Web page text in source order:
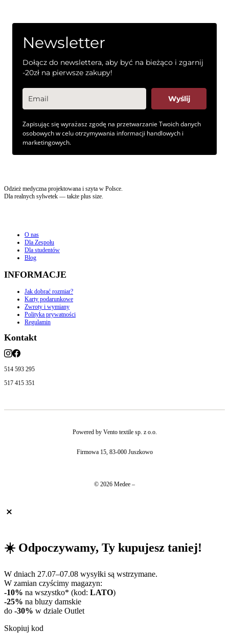
Newsletter
Dołącz do newslettera, aby być na bieżąco i zgarnij
-20zł na pierwsze zakupy!
Wyślij
Zapisując się wyrażasz zgodę na przetwarzanie Twoich danych
osobowych w celu otrzymywania informacji handlowych i
marketingowych.
Odzież medyczna projektowana i szyta w Polsce.
Dla realnych sylwetek — także plus size.
O nas
Dla Zespołu
Dla studentów
Blog
INFORMACJE
Jak dobrać rozmiar?
Karty podarunkowe
Zwroty i wymiany
Polityka prywatności
Regulamin
Kontakt
514 593 295
517 415 351
Powered by Vento textile sp. z o.o.
Firmowa 15, 83-000 Juszkowo
© 2026 Medee –
☀️ Odpoczywamy, Ty kupujesz taniej!
W dniach 27.07–07.08 wysyłki są wstrzymane.
W zamian czyścimy magazyn:
-10% na wszystko* (kod: LATO)
-25% na bluzy damskie
do -30% w dziale Outlet
Skopiuj kod